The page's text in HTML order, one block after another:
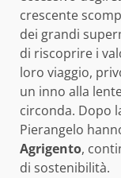
crescente
dei grandi
di riscoprire i
loro viaggio,
un inno alla
circonda. Dopo
Pierangelo
Agrigento,
di sostenibilità.